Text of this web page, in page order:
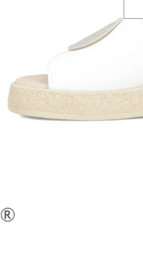
ЦВЯТ ОСНОВЕН:
МАТЕРИАЛ СТЕЛКА:
ВИСОЧИНА ТОК:
ВИСОЧИНА ПЛАТФОРМА:
Оцени продукта